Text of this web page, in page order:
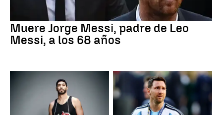
Muere Jorge Messi, padre de Leo
Messi, a los 68 años